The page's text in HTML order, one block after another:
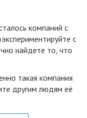
компаний с
с
найдете то, что
такая компания
другим людям её